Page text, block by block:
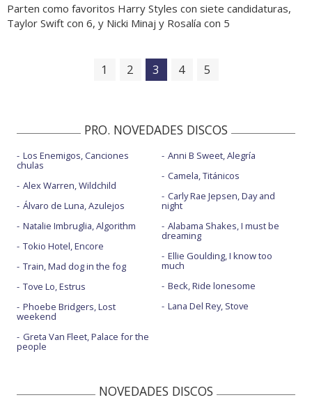
Parten como favoritos Harry Styles con siete candidaturas,
Taylor Swift con 6, y Nicki Minaj y Rosalía con 5
1 2 3 4 5
PRO. NOVEDADES DISCOS
Los Enemigos, Canciones
chulas
Alex Warren, Wildchild
Álvaro de Luna, Azulejos
Natalie Imbruglia, Algorithm
Tokio Hotel, Encore
Train, Mad dog in the fog
Tove Lo, Estrus
Phoebe Bridgers, Lost
weekend
Greta Van Fleet, Palace for the
people
Anni B Sweet, Alegría
Camela, Titánicos
Carly Rae Jepsen, Day and
night
Alabama Shakes, I must be
dreaming
Ellie Goulding, I know too
much
Beck, Ride lonesome
Lana Del Rey, Stove
NOVEDADES DISCOS